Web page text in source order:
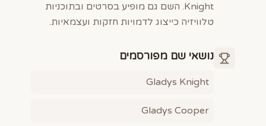
Knight. השם גם מופיע בסרטים ובתוכניות
טלוויזיה כייצוג לדמויות חזקות ועצמאיות.
נושאי שם מפורסמים
Gladys Knight
Gladys Cooper